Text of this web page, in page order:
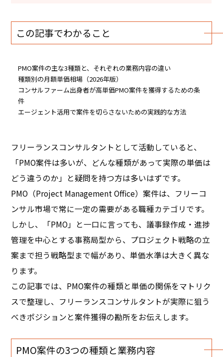
この記事でわかること
PMO案件の主な3種類と、それぞれの業務内容の違い
種類別の月額単価相場（2026年版）
コンサルファーム出身者が高単価PMO案件を獲得するための条
件
エージェント活用で案件を切らさないための実践的な方法
フリーランスコンサルタントとして活動していると、
「PMO案件は多いが、どんな種類があって実際の単価は
どう違うのか」と疑問を持つ方は多いはずです。
PMO（Project Management Office）案件は、フリーコ
ンサル市場で常に一定の需要がある職種カテゴリです。
しかし、「PMO」と一口に言っても、議事録作成・進捗
管理を中心とする事務局型から、プロジェクト戦略の立
案まで担う戦略型まで幅があり、単価水準は大きく異な
ります。
この記事では、PMO案件の種類と単価の関係をマトリク
スで整理し、フリーランスコンサルタントが実際に狙う
べきポジションと案件獲得の勘所をお伝えします。
PMO案件の3つの種類と業務内容